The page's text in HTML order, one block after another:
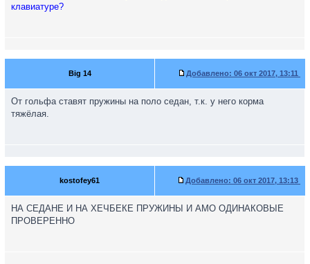
клавиатуре?
Big 14 Добавлено: 06 окт 2017, 13:11
От гольфа ставят пружины на поло седан, т.к. у него корма
тяжёлая.
kostofey61 Добавлено: 06 окт 2017, 13:13
НА СЕДАНЕ И НА ХЕЧБЕКЕ ПРУЖИНЫ И АМО ОДИНАКОВЫЕ
ПРОВЕРЕННО